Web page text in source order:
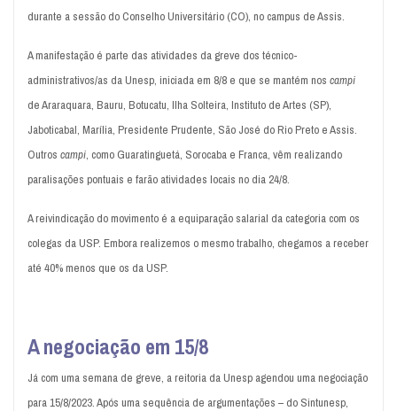
durante a sessão do Conselho Universitário (CO), no campus de Assis.
A manifestação é parte das atividades da greve dos técnico-
administrativos/as da Unesp, iniciada em 8/8 e que se mantém nos campi
de Araraquara, Bauru, Botucatu, Ilha Solteira, Instituto de Artes (SP),
Jaboticabal, Marília, Presidente Prudente, São José do Rio Preto e Assis.
Outros campi, como Guaratinguetá, Sorocaba e Franca, vêm realizando
paralisações pontuais e farão atividades locais no dia 24/8.
A reivindicação do movimento é a equiparação salarial da categoria com os
colegas da USP. Embora realizemos o mesmo trabalho, chegamos a receber
até 40% menos que os da USP.
A negociação em 15/8
Já com uma semana de greve, a reitoria da Unesp agendou uma negociação
para 15/8/2023. Após uma sequência de argumentações – do Sintunesp,